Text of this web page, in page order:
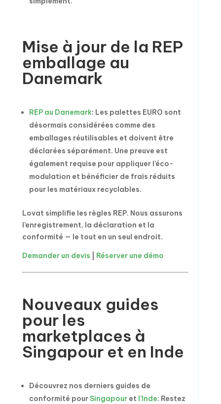
Mise à jour de la REP
emballage au
Danemark
REP au Danemark: Les palettes EURO sont
désormais considérées comme des
emballages réutilisables et doivent être
déclarées séparément. Une preuve est
également requise pour appliquer l’éco-
modulation et bénéficier de frais réduits
pour les matériaux recyclables.
Lovat simplifie les règles REP. Nous assurons
l’enregistrement, la déclaration et la
conformité — le tout en un seul endroit.
Demander un devis Réserver une démo
Nouveaux guides
pour les
marketplaces à
Singapour et en Inde
Découvrez nos derniers guides de
conformité pour Singapouret l’Inde: Restez